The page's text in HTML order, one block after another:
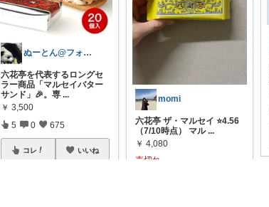
ぬーとん@フォロバ100％
六花亭を代表するロングセ
ラー商品「マルセイバター
サンド」🎉。専 ...
￥ 3,500
5 0 675
コレ いいね
momi
六花亭 ザ・マルセイ ⭐️4.56
（7/10時点） マル ...
￥ 4,080
売切れ